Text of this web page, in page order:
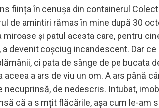
ființa în cenușa din containerul
de amintiri rămas în mine după 30
și patul acesta care, pentru
devenit coșciug incandescent. Dar
ci pata de sânge de pe bucata
a ars de viu un om. A ars până
de nedescris. Intubat,
că a simțit flăcările, așa cum le-am